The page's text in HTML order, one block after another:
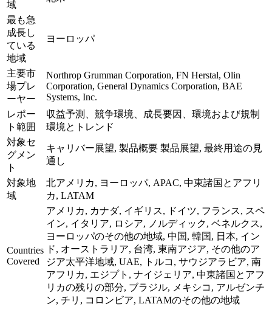
域
最も急
成長し
ている
地域
ヨーロッパ
主要市
場プレ
ーヤー
Northrop Grumman Corporation, FN Herstal, Olin
Corporation, General Dynamics Corporation, BAE
Systems, Inc.
レポー
ト範囲
収益予測、競争環境、成長要因、環境および規制
環境とトレンド
対象セ
グメン
ト
キャリバー展望, 製品概要 製品展望, 最終用途の見
通し
対象地
域
北アメリカ, ヨーロッパ, APAC, 中東諸国とアフリ
カ, LATAM
Countries
Covered
アメリカ, カナダ, イギリス, ドイツ, フランス, スペ
イン, イタリア, ロシア, ノルディック, ベネルクス,
ヨーロッパのその他の地域, 中国, 韓国, 日本, イン
ド, オーストラリア, 台湾, 東南アジア, その他のア
ジア太平洋地域, UAE, トルコ, サウジアラビア, 南
アフリカ, エジプト, ナイジェリア, 中東諸国とアフ
リカの残りの部分, ブラジル, メキシコ, アルゼンチ
ン, チリ, コロンビア, LATAMのその他の地域